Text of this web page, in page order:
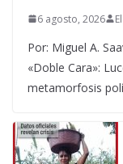
6 agosto, 2026
Por: Miguel A.
«Doble Cara»:
metamorfosis